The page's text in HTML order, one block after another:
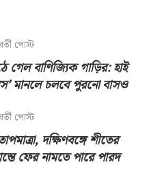
পোস্ট
গেল বাণিজ্যিক গাড়ির: হাই
মানলে চলবে পুরনো বাসও
পোস্ট
দক্ষিণবঙ্গে শীতের
ফের নামতে পারে পারদ